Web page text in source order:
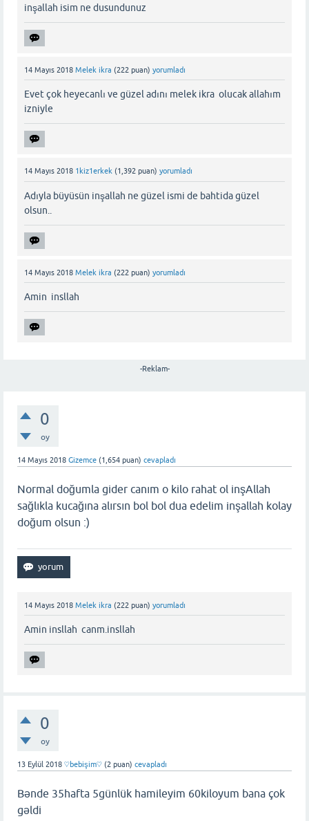
inşallah isim ne dusundunuz
14 Mayıs 2018 Melek ikra (222 puan) yorumladı
Evet çok heyecanlı ve güzel adını melek ikra olucak allahım
izniyle
14 Mayıs 2018 1kiz1erkek (1,392 puan) yorumladı
Adıyla büyüsün inşallah ne güzel ismi de bahtida güzel
olsun..
14 Mayıs 2018 Melek ikra (222 puan) yorumladı
Amin insllah
-Reklam-
0
oy
14 Mayıs 2018 Gizemce (1,654 puan) cevapladı
Normal doğumla gider canım o kilo rahat ol inşAllah
sağlıkla kucağına alırsın bol bol dua edelim inşallah kolay
doğum olsun :)
14 Mayıs 2018 Melek ikra (222 puan) yorumladı
Amin insllah canm.insllah
0
oy
13 Eylül 2018 ♡bebişim♡ (2 puan) cevapladı
Bənde 35hafta 5günlük hamileyim 60kiloyum bana çok
gəldi